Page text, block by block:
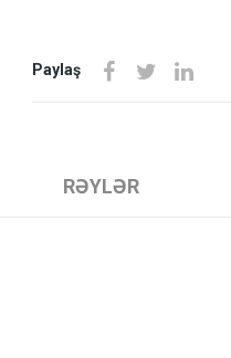
Paylaş
RƏYLƏR